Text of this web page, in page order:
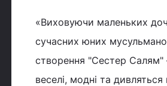
«Виховуючи маленьких
сучасних юних
створення "Сестер Салям" –
веселі, модні та